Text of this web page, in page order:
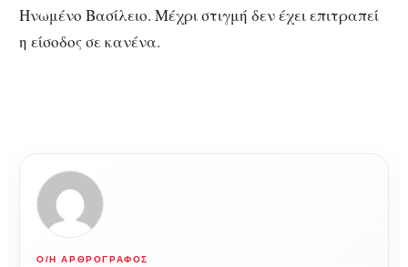
Ηνωμένο Βασίλειο. Μέχρι στιγμή δεν έχει επιτραπεί
η είσοδος σε κανένα.
Ο/Η ΑΡΘΡΟΓΡΆΦΟΣ